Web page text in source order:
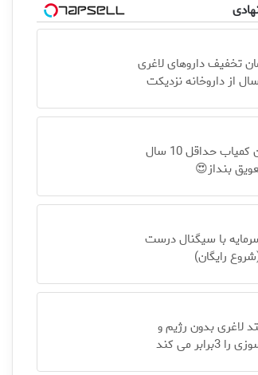
تخفیف داروهای لاغری
از داروخانه نزدیکت
با این گیاهان کمیاب حداقل 10 سال
بنداز😍
با سیگنال درست
رایگان)
لاغری بدون رژیم و
می کند